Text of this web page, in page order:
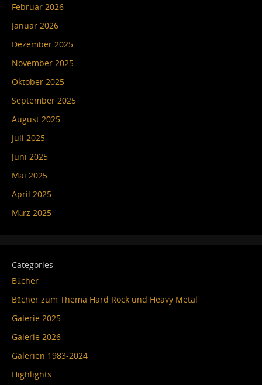
Februar 2026
Januar 2026
Dezember 2025
November 2025
Oktober 2025
September 2025
August 2025
Juli 2025
Juni 2025
Mai 2025
April 2025
März 2025
Categories
Bücher
Bücher zum Thema Hard Rock und Heavy Metal
Galerie 2025
Galerie 2026
Galerien 1983-2024
Highlights